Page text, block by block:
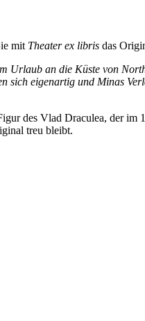
mit Theater ex libris das
Urlaub an die Küste von
eigenartig und Minas
des Vlad Draculea, der im
treu bleibt.